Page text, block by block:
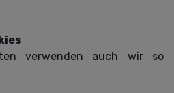
verwenden auch wir so